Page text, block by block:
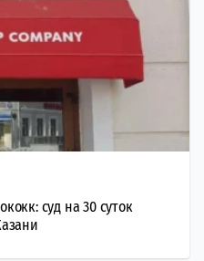
суд на 30 суток